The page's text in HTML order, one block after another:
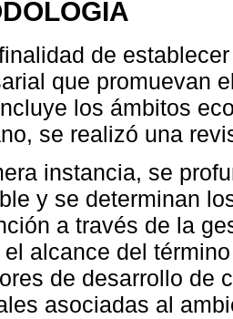
de
que promuevan
los ámbitos
se realizó una
instancia, se
y se determinan
a través de la
alcance del
de desarrollo de
asociadas al